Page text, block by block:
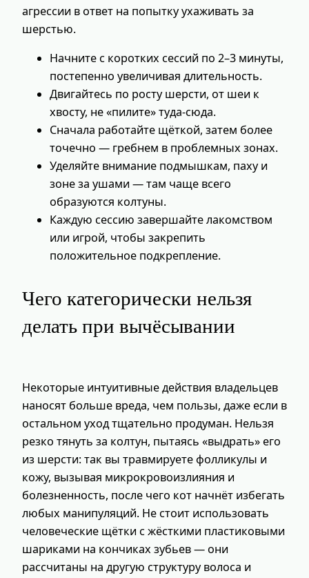
агрессии в ответ на попытку ухаживать за
шерстью.
Начните с коротких сессий по 2–3 минуты,
постепенно увеличивая длительность.
Двигайтесь по росту шерсти, от шеи к
хвосту, не «пилите» туда‑сюда.
Сначала работайте щёткой, затем более
точечно — гребнем в проблемных зонах.
Уделяйте внимание подмышкам, паху и
зоне за ушами — там чаще всего
образуются колтуны.
Каждую сессию завершайте лакомством
или игрой, чтобы закрепить
положительное подкрепление.
Чего категорически нельзя
делать при вычёсывании
Некоторые интуитивные действия владельцев
наносят больше вреда, чем пользы, даже если в
остальном уход тщательно продуман. Нельзя
резко тянуть за колтун, пытаясь «выдрать» его
из шерсти: так вы травмируете фолликулы и
кожу, вызывая микрокровоизлияния и
болезненность, после чего кот начнёт избегать
любых манипуляций. Не стоит использовать
человеческие щётки с жёсткими пластиковыми
шариками на кончиках зубьев — они
рассчитаны на другую структуру волоса и